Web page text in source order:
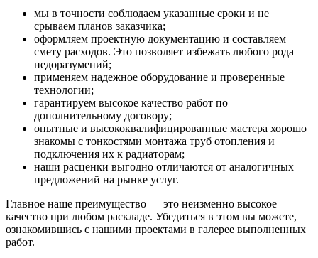
мы в точности соблюдаем указанные сроки и не
срываем планов заказчика;
оформляем проектную документацию и составляем
смету расходов. Это позволяет избежать любого рода
недоразумений;
применяем надежное оборудование и проверенные
технологии;
гарантируем высокое качество работ по
дополнительному договору;
опытные и высококвалифицированные мастера хорошо
знакомы с тонкостями монтажа труб отопления и
подключения их к радиаторам;
наши расценки выгодно отличаются от аналогичных
предложений на рынке услуг.
Главное наше преимущество — это неизменно высокое
качество при любом раскладе. Убедиться в этом вы можете,
ознакомившись с нашими проектами в галерее выполненных
работ.